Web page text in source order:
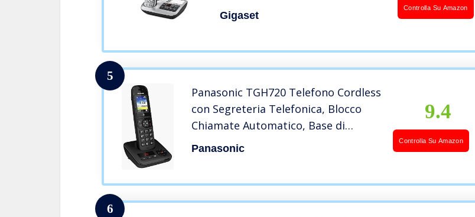
Grandi, Tastiera Illuminata,
Suonerie e Audio Potenziato,
Gigaset
Controlla Su Amazon
5
Panasonic TGH720 Telefono Cordless
con Segreteria Telefonica, Blocco
Chiamate Automatico, Base di
Ricarica Inclusa
Panasonic
9.4
Controlla Su Amazon
6